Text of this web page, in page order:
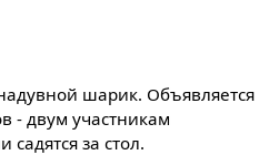
шарик. Объявляется
- двум участникам
садятся за стол.